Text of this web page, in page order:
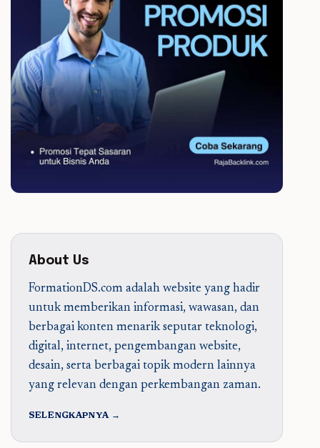
About Us
FormationDS.com adalah website yang hadir
untuk memberikan informasi, wawasan, dan
berbagai konten menarik seputar teknologi,
digital, internet, pengembangan website,
desain, serta berbagai topik modern lainnya
yang relevan dengan perkembangan zaman.
SELENGKAPNYA →